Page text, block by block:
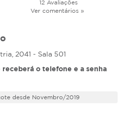
12 Avaliações
Ver comentários »
2041 - Sala 501
receberá o telefone e a senha
desde Novembro/2019